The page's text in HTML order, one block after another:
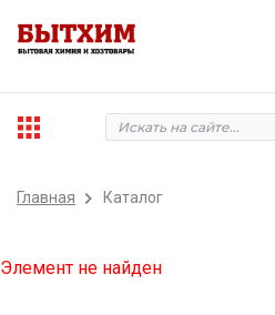
Главная Каталог
Элемент не найден